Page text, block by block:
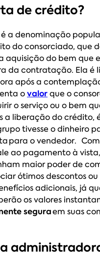
de crédito?
é a denominação
do consorciado, que
aquisição do bem que
da contratação. Ela é
após a
ovalorque o
o serviço ou o bem
a liberação do crédito,
tivesse o dinheiro
para o vendedor.
ao pagamento à
maior poder de
ótimos descontos
adicionais, já
os valores
seguraem suas